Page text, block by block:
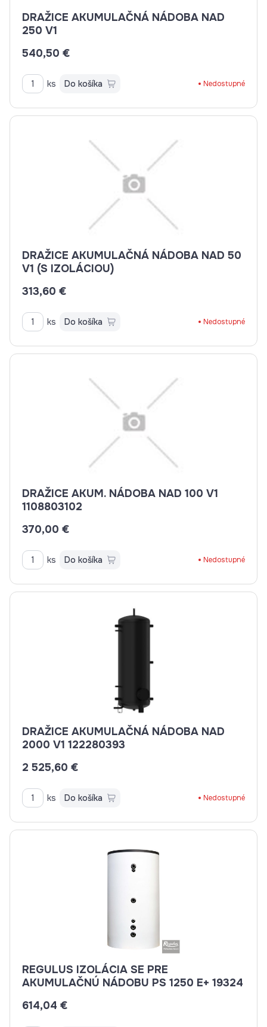
DRAŽICE AKUMULAČNÁ NÁDOBA NAD
250 V1
540,50 €
ks Do košíka Nedostupné
DRAŽICE AKUMULAČNÁ NÁDOBA NAD 50
V1 (S IZOLÁCIOU)
313,60 €
ks Do košíka Nedostupné
DRAŽICE AKUM. NÁDOBA NAD 100 V1
1108803102
370,00 €
ks Do košíka Nedostupné
DRAŽICE AKUMULAČNÁ NÁDOBA NAD
2000 V1 122280393
2 525,60 €
ks Do košíka Nedostupné
REGULUS IZOLÁCIA SE PRE
AKUMULAČNÚ NÁDOBU PS 1250 E+ 19324
614,04 €